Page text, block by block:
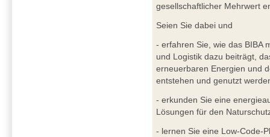
gesellschaftlicher Mehrwert
Seien Sie dabei und
- erfahren Sie, wie das BIBA
und Logistik dazu beiträgt,
erneuerbaren Energien und
entstehen und genutzt
- erkunden Sie eine
Lösungen für den
- lernen Sie eine Low-Code-